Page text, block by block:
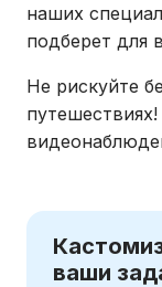
наших
подберет для
Не рискуйте
ваши